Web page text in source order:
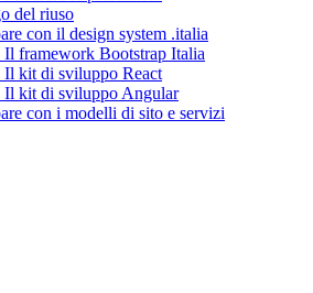
del riuso
con il design system .italia
Il framework Bootstrap Italia
Il kit di sviluppo React
Il kit di sviluppo Angular
con i modelli di sito e servizi